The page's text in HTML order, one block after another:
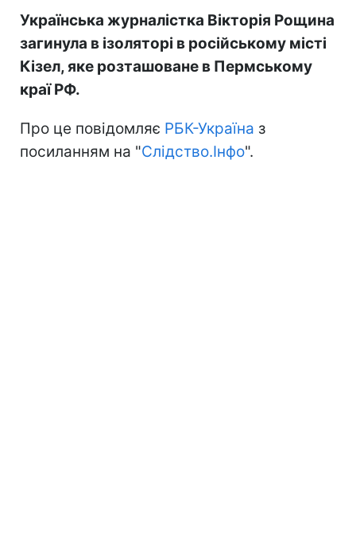
Українська журналістка Вікторія Рощина
загинула в ізоляторі в російському місті
Кізел, яке розташоване в Пермському
краї РФ.
Про це повідомляє РБК-Україна з
посиланням на "Слідство.Інфо".